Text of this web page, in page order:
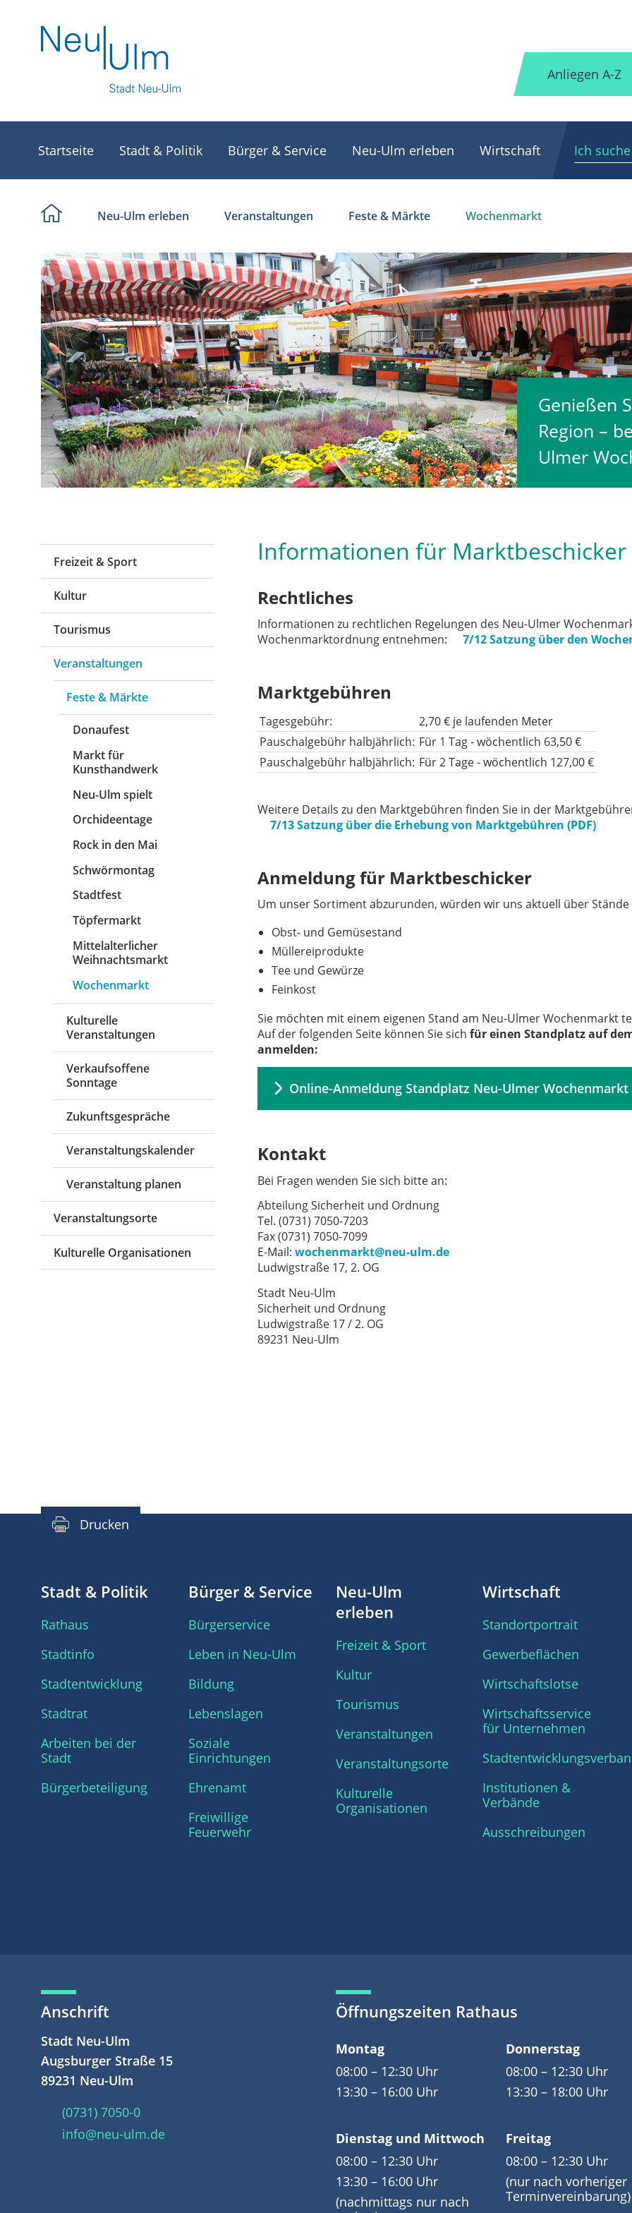
Anliegen A-Z
Startseite Stadt & Politik Bürger & Service Neu-Ulm erleben Wirtschaft
Neu-Ulm erleben Veranstaltungen Feste & Märkte Wochenmarkt
Genießen
Region –
Ulmer
Freizeit & Sport
Kultur
Tourismus
Veranstaltungen
Feste & Märkte
Donaufest
Markt für
Kunsthandwerk
Neu-Ulm spielt
Orchideentage
Rock in den Mai
Schwörmontag
Stadtfest
Töpfermarkt
Mittelalterlicher
Weihnachtsmarkt
Wochenmarkt
Kulturelle
Veranstaltungen
Verkaufsoffene
Sonntage
Zukunftsgespräche
Veranstaltungskalender
Veranstaltung planen
Veranstaltungsorte
Kulturelle Organisationen
Informationen für Marktbeschicker
Rechtliches
Informationen zu rechtlichen Regelungen des Neu-Ulmer
Wochenmarktordnung entnehmen:
7/12 Satzung über den
Marktgebühren
Tagesgebühr:
2,70 € je laufenden Meter
Pauschalgebühr halbjährlich: Für 1 Tag - wöchentlich 63,50 €
Pauschalgebühr halbjährlich: Für 2 Tage - wöchentlich 127,00 €
Weitere Details zu den Marktgebühren finden Sie in der
7/13 Satzung über die Erhebung von Marktgebühren (PDF)
Anmeldung für Marktbeschicker
Um unser Sortiment abzurunden, würden wir uns aktuell über
Obst- und Gemüsestand
Müllereiprodukte
Tee und Gewürze
Feinkost
Sie möchten mit einem eigenen Stand am Neu-Ulmer Wochenmarkt
Auf der folgenden Seite können Sie sich für einen Standplatz auf
anmelden:
Online-Anmeldung Standplatz Neu-Ulmer Wochenmarkt
Kontakt
Bei Fragen wenden Sie sich bitte an:
Abteilung Sicherheit und Ordnung
Tel. (0731) 7050-7203
Fax (0731) 7050-7099
E-Mail: wochenmarkt@neu-ulm.de
Ludwigstraße 17, 2. OG
Stadt Neu-Ulm
Sicherheit und Ordnung
Ludwigstraße 17 / 2. OG
89231 Neu-Ulm
Drucken
Stadt & Politik
Rathaus
Stadtinfo
Stadtentwicklung
Stadtrat
Arbeiten bei der
Stadt
Bürgerbeteiligung
Bürger & Service
Bürgerservice
Leben in Neu-Ulm
Bildung
Lebenslagen
Soziale
Einrichtungen
Ehrenamt
Freiwillige
Feuerwehr
Neu-Ulm
erleben
Freizeit & Sport
Kultur
Tourismus
Veranstaltungen
Veranstaltungsorte
Kulturelle
Organisationen
Wirtschaft
Standortportrait
Gewerbeflächen
Wirtschaftslotse
Wirtschaftsservice
für Unternehmen
Institutionen &
Verbände
Ausschreibungen
Anschrift
Stadt Neu-Ulm
Augsburger Straße 15
89231 Neu-Ulm
(0731) 7050-0
info@neu-ulm.de
Öffnungszeiten Rathaus
Montag
08:00 – 12:30 Uhr
13:30 – 16:00 Uhr
Donnerstag
08:00 – 12:30 Uhr
13:30 – 18:00 Uhr
Dienstag und Mittwoch
08:00 – 12:30 Uhr
13:30 – 16:00 Uhr
(nachmittags nur nach
Freitag
08:00 – 12:30 Uhr
(nur nach vorheriger
Terminvereinbarung)